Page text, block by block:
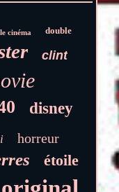
le cinéma double
clint
disney
horreur
étoile